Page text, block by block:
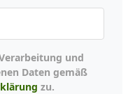
Daten gemäß
zu.